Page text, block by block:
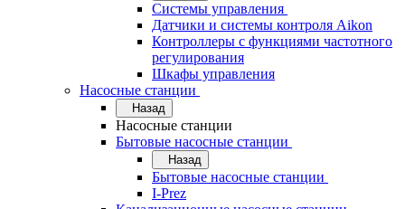
Системы управления
Датчики и системы контроля Aikon
Контроллеры с функциями частотного
регулирования
Шкафы управления
Насосные станции
Назад
Насосные станции
Бытовые насосные станции
Назад
Бытовые насосные станции
I-Prez